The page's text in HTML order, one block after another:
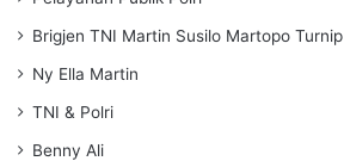
Brigjen TNI Martin Susilo Martopo Turnip
Ny Ella Martin
TNI & Polri
Benny Ali